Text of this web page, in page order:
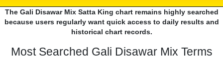
The Gali Disawar Mix Satta King chart remains highly searched
because users regularly want quick access to daily results and
historical chart records.
Most Searched Gali Disawar Mix Terms